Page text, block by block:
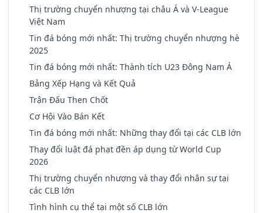
Thị trường chuyển nhượng tại châu Á và V-League
Việt Nam
Tin đá bóng mới nhất: Thị trường chuyển nhượng hè
2025
Tin đá bóng mới nhất: Thành tích U23 Đông Nam Á
Bảng Xếp Hạng và Kết Quả
Trận Đấu Then Chốt
Cơ Hội Vào Bán Kết
Tin đá bóng mới nhất: Những thay đổi tại các CLB lớn
Thay đổi luật đá phạt đền áp dụng từ World Cup
2026
Thị trường chuyển nhượng và thay đổi nhân sự tại
các CLB lớn
Tình hình cụ thể tại một số CLB lớn